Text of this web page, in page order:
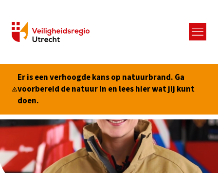
Menu
Er is een verhoogde kans op natuurbrand. Ga
voorbereid de natuur in en lees hier wat jij kunt
doen.